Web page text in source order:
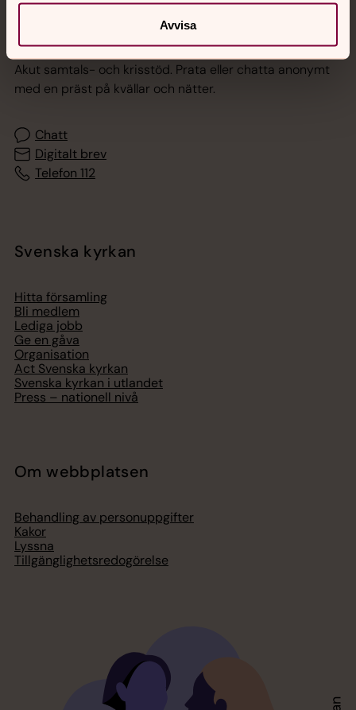
Avvisa
Jourhavande präst
Akut samtals- och krisstöd. Prata eller chatta anonymt
med en präst på kvällar och nätter.
Chatt
Digitalt brev
Telefon 112
Svenska kyrkan
Hitta församling
Bli medlem
Lediga jobb
Ge en gåva
Organisation
Act Svenska kyrkan
Svenska kyrkan i utlandet
Press – nationell nivå
Om webbplatsen
Behandling av personuppgifter
Kakor
Lyssna
Tillgänglighetsredogörelse